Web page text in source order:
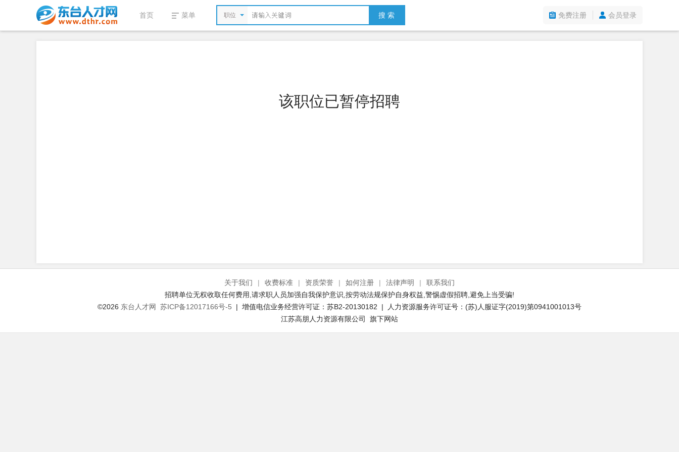
首页 菜单 职位 搜 索 免费注册 会员登录
该职位已暂停招聘
关于我们 | 收费标准 | 资质荣誉 | 如何注册 | 法律声明 |
联系我们
招聘单位无权收取任何费用,请求职人员加强自我保护意识,按劳动法规保护自身权益,警惕虚假招聘,避免上当受骗!
©2026 东台人才网 苏ICP备12017166号-5 | 增值电信业务经营许可证：苏B2-20130182 | 人力资源服务许可证号：(苏)人服证字(2019)第0941001013号
江苏高朋人力资源有限公司 旗下网站